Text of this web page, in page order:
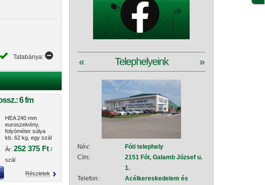
Tatabánya:
6 fm
HEA 240 mm
euroszelvény,
folyóméter súlya
kb. 62 kg, egy szál
Ár: 252 375 Ft/
szál
Részletek
Telephelyeink
« »
Név:
Fóti telephely
Cím:
2151 Fót, Galamb József u.
1.
Telefon:
Acélkereskedelem és